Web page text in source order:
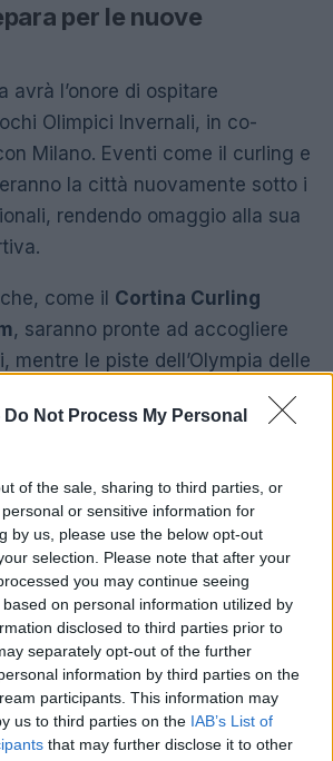
Do Not Process My Personal
of the sale, sharing to third parties, or
or sensitive information for
by us, please use the below opt-out
selection. Please note that after your
you may continue seeing
on personal information utilized by
disclosed to third parties prior to
separately opt-out of the further
information by third parties on the
participants. This information may
us to third parties on the IAB’s List of
that may further disclose it to other
per le nuove
avrà l’onore di ospitare
Olimpici Invernali, in co-
Milano. Eventi come il curling e
la città nuovamente sotto i
rendendo omaggio alla sua
come il Cortina Curling
, saranno pronte ad accogliere
mentre le piste dell’Olympia delle
di essere uno dei punti salienti
Con un’eredità così ricca e un
di avventura, eleganza e storia.
Pellegrino
Pellegrino ha organizzato una sfilata
nei vicoli del Quartieri Spagnoli per
giovani designer; è editorialista
cura rubriche su artigianato e
locali. Nato a Napoli, conserva
pattern e appunti presi nelle sartorie